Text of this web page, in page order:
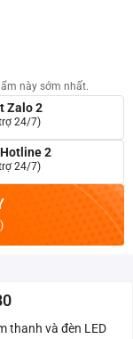
này sớm nhất.
Zalo 2
24/7)
2
24/7)
thanh và đèn LED